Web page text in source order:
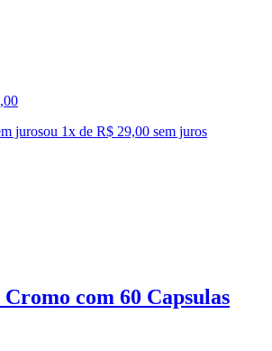
,00
jurosou 1x de R$ 29,00 sem juros
com 60 Capsulas